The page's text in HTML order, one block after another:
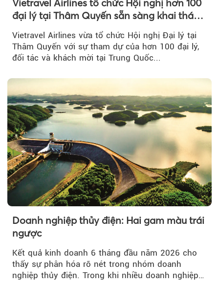
Vietravel Airlines tổ chức Hội nghị hơn 100
đại lý tại Thâm Quyến sẵn sàng khai thác
đường bay thẳng TP.HCM - Thâm Quyến
Vietravel Airlines vừa tổ chức Hội nghị Đại lý tại
Thâm Quyến với sự tham dự của hơn 100 đại lý,
đối tác và khách mời tại Trung Quốc...
Doanh nghiệp thủy điện: Hai gam màu trái
ngược
Kết quả kinh doanh 6 tháng đầu năm 2026 cho
thấy sự phân hóa rõ nét trong nhóm doanh
nghiệp thủy điện. Trong khi nhiều doanh nghiệp